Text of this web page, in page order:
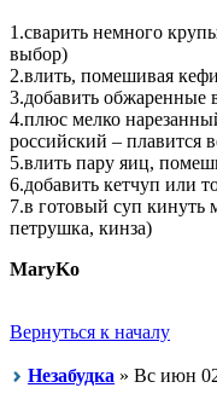
1.сварить немного
выбор)
2.влить, помешивая
3.добавить обжаренные
4.плюс мелко
российский – плавится
5.влить пару яиц,
6.добавить кетчуп или
7.в готовый суп кинуть
петрушка, кинза)
MaryKo
Вернуться к началу
Незабудка » Вс июн